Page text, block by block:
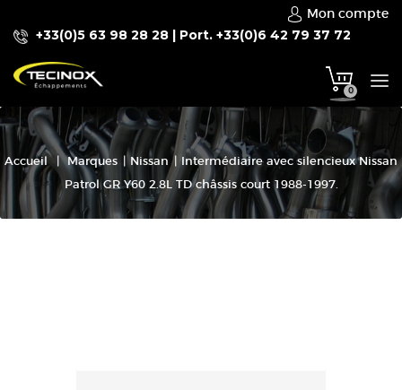
Mon compte
+33(0)5 63 98 28 28 | Port. +33(0)6 42 79 37 72
0
Accueil Marques Nissan
Intermédiaire avec silencieux Nissan
Patrol GR Y60 2.8L TD châssis court 1988-1997.